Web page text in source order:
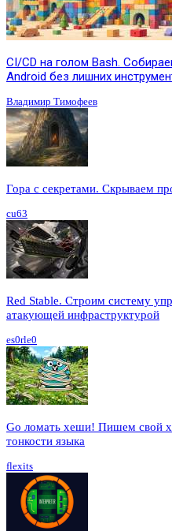
CI/CD на голом Bash.
Android без лишних
Владимир Тимофеев
Гора с секретами. Скрываем
cu63
Red Stable. Строим систему
атакующей инфраструктурой
es0rle0
Go ломать хеши! Пишем свой
тонкости языка
flexits